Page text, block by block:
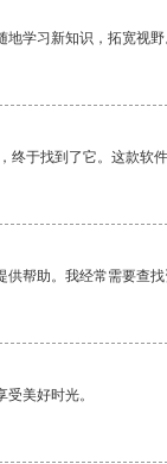
学习新知识，拓宽视野
于找到了它。这款软
帮助。我经常需要查
美好时光。